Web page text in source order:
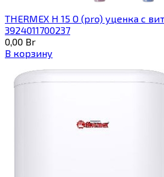
THERMEX H 15 O (pro) уценка с
3924011700237
0,00 Br
В корзину